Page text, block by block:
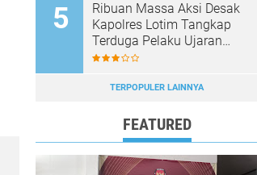
Ribuan Massa Aksi Desak
Kapolres Lotim Tangkap
Terduga Pelaku Ujaran
Kebencian Terhadap Bupati di
TERPOPULER LAINNYA
FEATURED